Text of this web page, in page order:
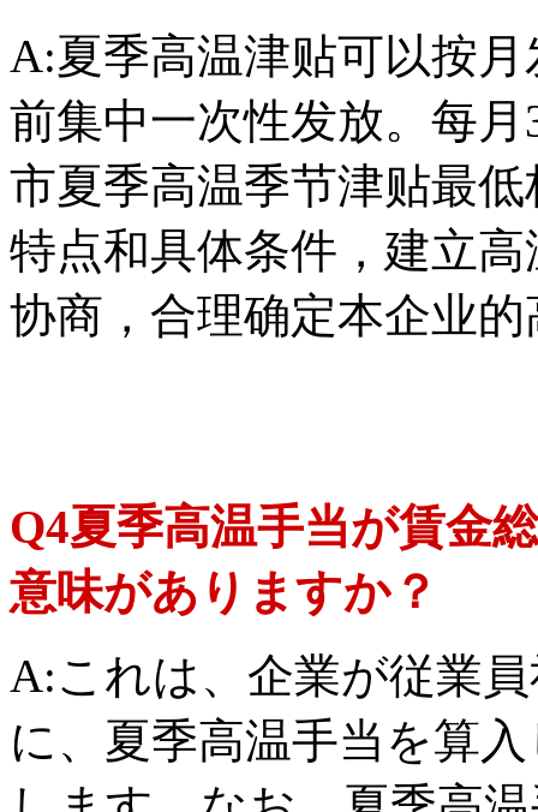
A:夏季高温津贴可以按
前集中一次性发放。每
市夏季高温季节津贴最
特点和具体条件，建立
协商，合理确定本企业
Q4夏季高温手当が賃金
意味がありますか？
A:これは、企業が従業
に、夏季高温手当を算